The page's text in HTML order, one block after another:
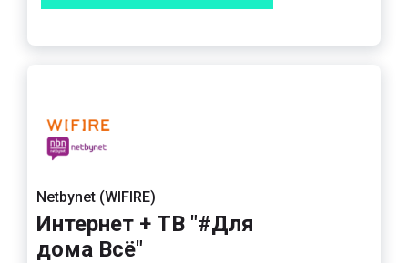
Netbynet (WIFIRE)
Интернет + ТВ "#Для
дома Всё"